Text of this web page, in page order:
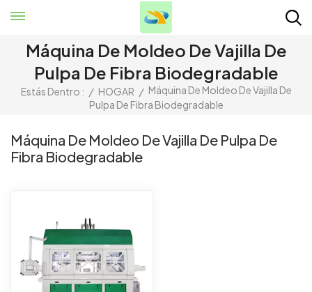
Máquina De Moldeo De Vajilla De
Pulpa De Fibra Biodegradable
Estás Dentro : / HOGAR / Máquina De Moldeo De Vajilla De
Pulpa De Fibra Biodegradable
Máquina De Moldeo De Vajilla De Pulpa De
Fibra Biodegradable